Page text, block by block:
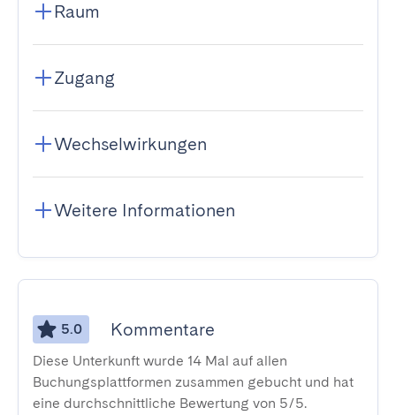
Raum
Zugang
Wechselwirkungen
Weitere Informationen
5.0 Kommentare
Diese Unterkunft wurde 14 Mal auf allen
Buchungsplattformen zusammen gebucht und hat
eine durchschnittliche Bewertung von 5/5.